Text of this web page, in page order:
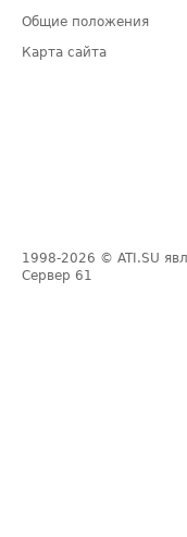
Общие положения
Карта сайта
1998-2026 © ATI.SU
Сервер 61